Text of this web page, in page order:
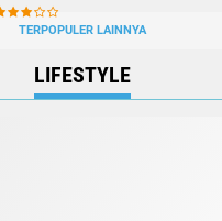
TERPOPULER LAINNYA
LIFESTYLE